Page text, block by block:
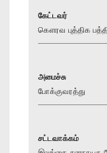
கேட்டவர்
கௌரவ புத்திக
அமைச்சு
போக்குவரத்து
சட்டவாக்கம்